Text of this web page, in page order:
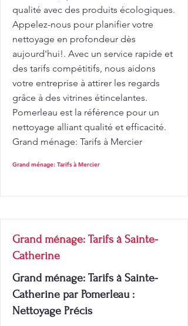
qualité avec des produits écologiques.
Appelez-nous pour planifier votre
nettoyage en profondeur dès
aujourd'hui!. Avec un service rapide et
des tarifs compétitifs, nous aidons
votre entreprise à attirer les regards
grâce à des vitrines étincelantes.
Pomerleau est la référence pour un
nettoyage alliant qualité et efficacité.
Grand ménage: Tarifs à Mercier
Grand ménage: Tarifs à Mercier
Grand ménage: Tarifs à Sainte-
Catherine
Grand ménage: Tarifs à Sainte-
Catherine par Pomerleau :
Nettoyage Précis